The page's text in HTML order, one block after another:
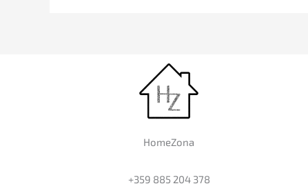
HomeZona
+359 885 204 378